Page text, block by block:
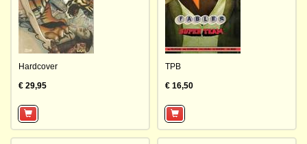
Hardcover
€ 29,95
TPB
€ 16,50